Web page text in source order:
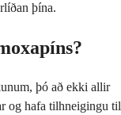
þína.
þó að ekki allir
og hafa tilhneigingu til